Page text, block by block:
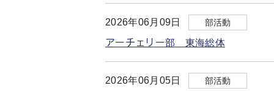
2026年06月09日 部活動
アーチェリー部 東海総体
2026年06月05日 部活動